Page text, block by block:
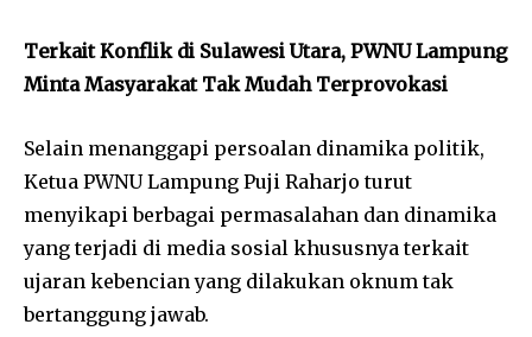
Terkait Konflik di Sulawesi Utara, PWNU Lampung
Minta Masyarakat Tak Mudah Terprovokasi
Selain menanggapi persoalan dinamika politik,
Ketua PWNU Lampung Puji Raharjo turut
menyikapi berbagai permasalahan dan dinamika
yang terjadi di media sosial khususnya terkait
ujaran kebencian yang dilakukan oknum tak
bertanggung jawab.